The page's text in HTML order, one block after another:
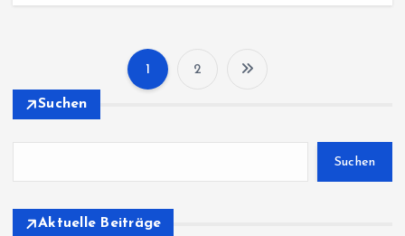
o
s
1 2
Suchen
Suchen
Aktuelle Beiträge